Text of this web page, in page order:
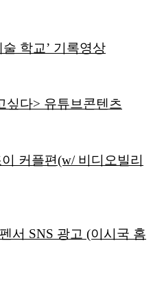
학교’ 기록영상
싶다> 유튜브콘텐츠
커플편(w/ 비디오빌리
서 SNS 광고 (이시국 홈